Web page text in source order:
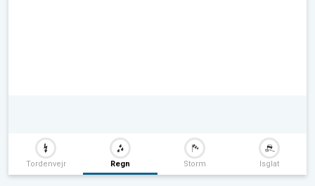
Tordenvejr Regn Storm Isglat